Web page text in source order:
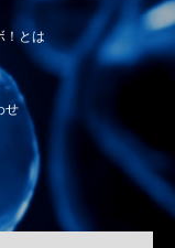
！とは
せ